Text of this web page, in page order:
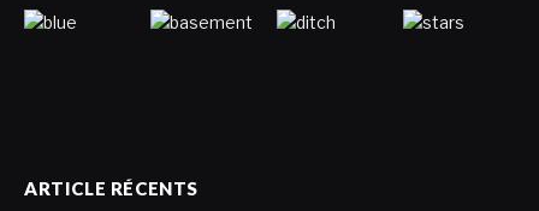
ARTICLE RÉCENTS